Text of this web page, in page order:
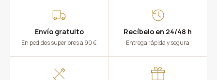
Envío gratuito
En pedidos superiores a 90 €
Recíbelo en 24/48 h
Entrega rápida y segura